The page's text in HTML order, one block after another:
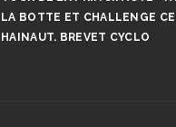
LA BOTTE ET CHALLENGE
HAINAUT. BREVET CYCLO